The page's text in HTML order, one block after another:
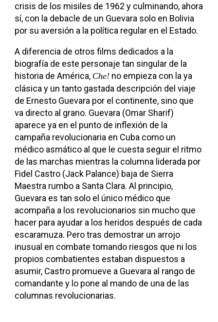
crisis de los misiles de 1962 y culminando, ahora
sí, con la debacle de un Guevara solo en Bolivia
por su aversión a la política regular en el Estado.
A diferencia de otros films dedicados a la
biografía de este personaje tan singular de la
historia de América, Che! no empieza con la ya
clásica y un tanto gastada descripción del viaje
de Ernesto Guevara por el continente, sino que
va directo al grano. Guevara (Omar Sharif)
aparece ya en el punto de inflexión de la
campaña revolucionaria en Cuba como un
médico asmático al que le cuesta seguir el ritmo
de las marchas mientras la columna liderada por
Fidel Castro (Jack Palance) baja de Sierra
Maestra rumbo a Santa Clara. Al principio,
Guevara es tan solo el único médico que
acompaña a los revolucionarios sin mucho que
hacer para ayudar a los heridos después de cada
escaramuza. Pero tras demostrar un arrojo
inusual en combate tomando riesgos que ni los
propios combatientes estaban dispuestos a
asumir, Castro promueve a Guevara al rango de
comandante y lo pone al mando de una de las
columnas revolucionarias.